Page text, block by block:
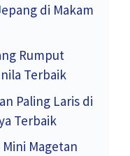
di Makam
Rumput
Terbaik
Paling Laris di
Terbaik
Magetan